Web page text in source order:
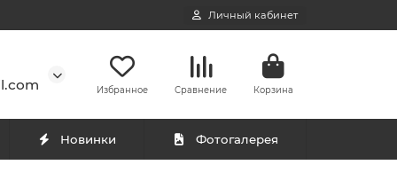
Личный кабинет
Избранное Сравнение Корзина
Новинки Фотогалерея